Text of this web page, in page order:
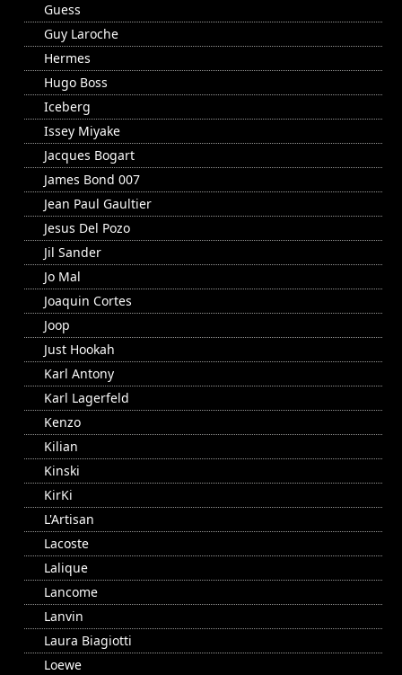
Guess
Guy Laroche
Hermes
Hugo Boss
Iceberg
Issey Miyake
Jacques Bogart
James Bond 007
Jean Paul Gaultier
Jesus Del Pozo
Jil Sander
Jo Mal
Joaquin Cortes
Joop
Just Hookah
Karl Antony
Karl Lagerfeld
Kenzo
Kilian
Kinski
KirKi
L'Artisan
Lacoste
Lalique
Lancome
Lanvin
Laura Biagiotti
Loewe